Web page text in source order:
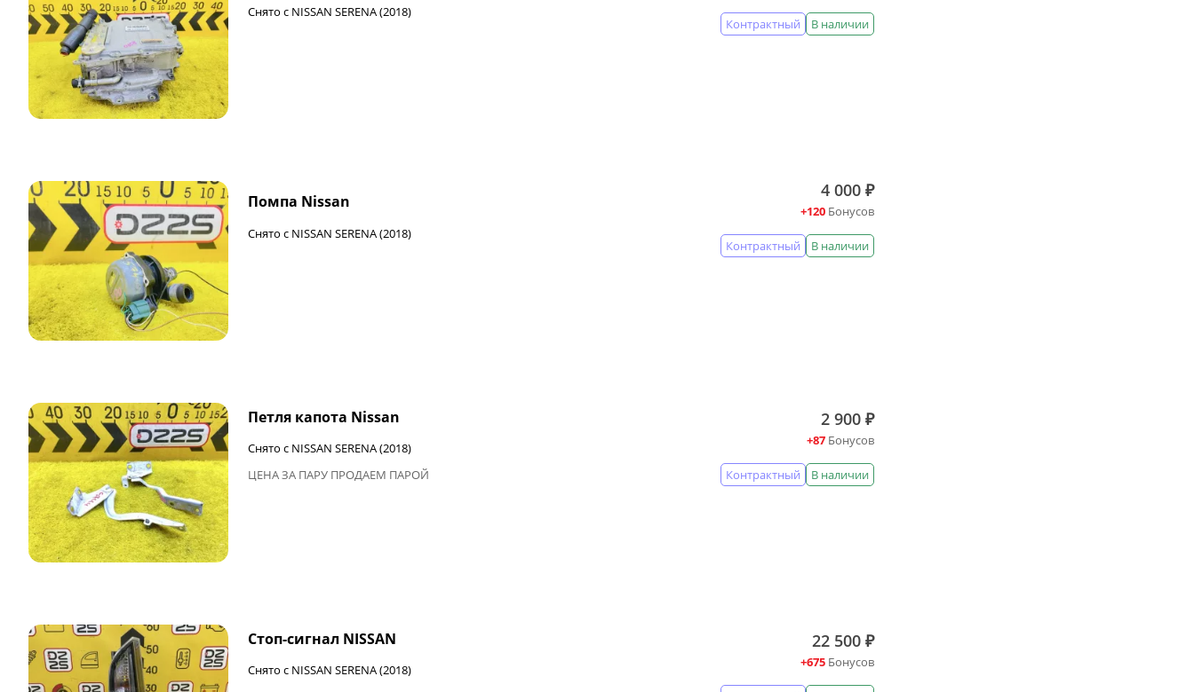
Снято с NISSAN SERENA (2018)
В наличии
Контрактный
Помпа Nissan
Снято с NISSAN SERENA (2018)
4 000 ₽
+120Бонусов
В наличии
Контрактный
Петля капота Nissan
Снято с NISSAN SERENA (2018)
ЦЕНА ЗА ПАРУ ПРОДАЕМ ПАРОЙ
2 900 ₽
+87Бонусов
В наличии
Контрактный
Стоп-сигнал NISSAN
Снято с NISSAN SERENA (2018)
22 500 ₽
+675Бонусов